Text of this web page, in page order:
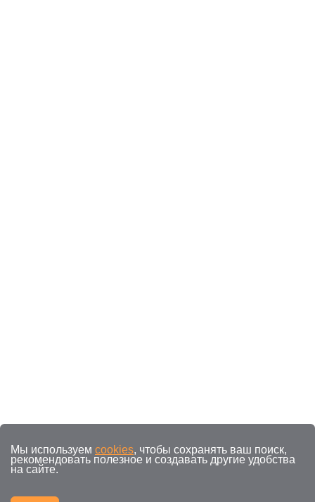
Мы используем cookies, чтобы сохранять ваш поиск,
рекомендовать полезное и создавать другие удобства
на сайте.